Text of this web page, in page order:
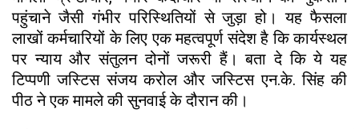
पहुंचाने जैसी गंभीर परिस्थितियों से जुड़ा हो। यह फैसला
लाखों कर्मचारियों के लिए एक महत्वपूर्ण संदेश है कि कार्यस्थल
पर न्याय और संतुलन दोनों जरूरी हैं। बता दे कि ये यह
टिप्पणी जस्टिस संजय करोल और जस्टिस एन.के. सिंह की
पीठ ने एक मामले की सुनवाई के दौरान की।